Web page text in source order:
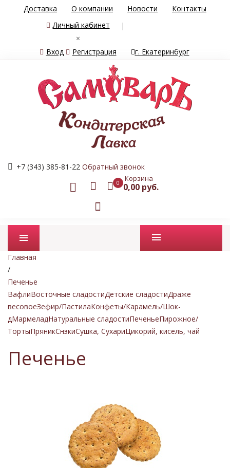
Доставка О компании Новости
Контакты
Личный кабинет
×
Вход
Регистрация г. Екатеринбург
+7 (343) 385-81-22 Обратный звонок
0 Корзина
0,00 руб.
Промо товары
Главная
/
Печенье
ВафлиВосточные сладостиДетские сладостиДраже
весовоеЗефир/ПастилаКонфеты/Карамель/Шок-
дМармеладНатуральные сладостиПеченьеПирожное/
ТортыПряникСнэкиСушка, СухариЦикорий, кисель, чай
Печенье